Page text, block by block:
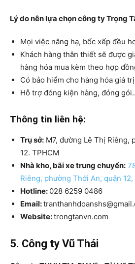
Lý do nên lựa chọn công ty Trọng
Mọi việc nâng hạ, bốc xếp đều
Khách hàng thân thiết sẽ được
hàng hóa mua kèm theo hợp
Có bảo hiểm cho hàng hóa giá
Hỗ trợ đóng kiện hàng, đóng
Thông tin liên hệ:
Trụ sở: M7, đường Lê Thị Riêng,
12. TPHCM
Nhà kho, bãi xe trung chuyển:
Riêng, phường Thới An, quận 12,
Hotline: 028 6259 0486
Email:
Website:trongtanvn.com
5. Công ty Vũ Thái